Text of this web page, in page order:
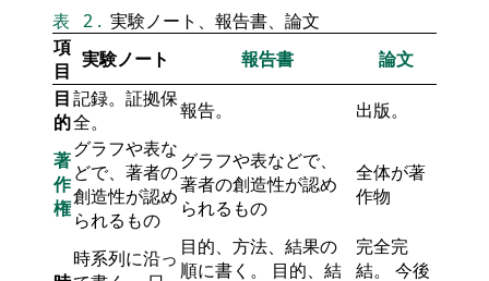
表 2 . 実験ノート、報告書、論文
項
目 実験ノート 報告書
論文
目
的
記録。証拠保
全。
報告。 出版。
著
作
権
グラフや表な
どで、著者の
創造性が認め
られるもの
グラフや表などで、
著者の創造性が認め
られるもの
全体が著
作物
時系列に沿っ 目的、方法、結果の
順に書く。 目的、結
完全完
結。 今後